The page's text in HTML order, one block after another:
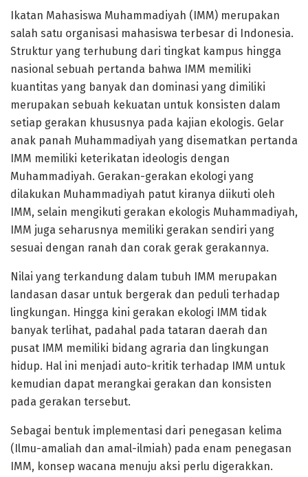
Ikatan Mahasiswa Muhammadiyah (IMM) merupakan
salah satu organisasi mahasiswa terbesar di Indonesia.
Struktur yang terhubung dari tingkat kampus hingga
nasional sebuah pertanda bahwa IMM memiliki
kuantitas yang banyak dan dominasi yang dimiliki
merupakan sebuah kekuatan untuk konsisten dalam
setiap gerakan khususnya pada kajian ekologis. Gelar
anak panah Muhammadiyah yang disematkan pertanda
IMM memiliki keterikatan ideologis dengan
Muhammadiyah. Gerakan-gerakan ekologi yang
dilakukan Muhammadiyah patut kiranya diikuti oleh
IMM, selain mengikuti gerakan ekologis Muhammadiyah,
IMM juga seharusnya memiliki gerakan sendiri yang
sesuai dengan ranah dan corak gerak gerakannya.
Nilai yang terkandung dalam tubuh IMM merupakan
landasan dasar untuk bergerak dan peduli terhadap
lingkungan. Hingga kini gerakan ekologi IMM tidak
banyak terlihat, padahal pada tataran daerah dan
pusat IMM memiliki bidang agraria dan lingkungan
hidup. Hal ini menjadi auto-kritik terhadap IMM untuk
kemudian dapat merangkai gerakan dan konsisten
pada gerakan tersebut.
Sebagai bentuk implementasi dari penegasan kelima
(Ilmu-amaliah dan amal-ilmiah) pada enam penegasan
IMM, konsep wacana menuju aksi perlu digerakkan.